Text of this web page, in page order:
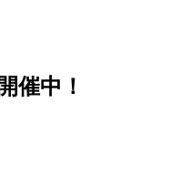
催中！